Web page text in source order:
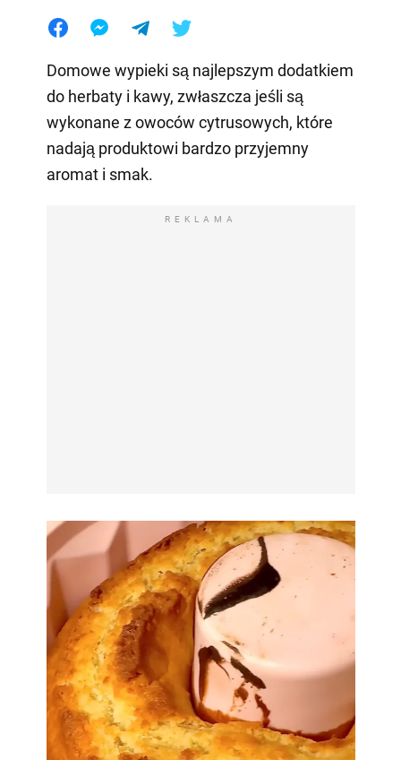
Domowe wypieki są najlepszym dodatkiem
do herbaty i kawy, zwłaszcza jeśli są
wykonane z owoców cytrusowych, które
nadają produktowi bardzo przyjemny
aromat i smak.
REKLAMA